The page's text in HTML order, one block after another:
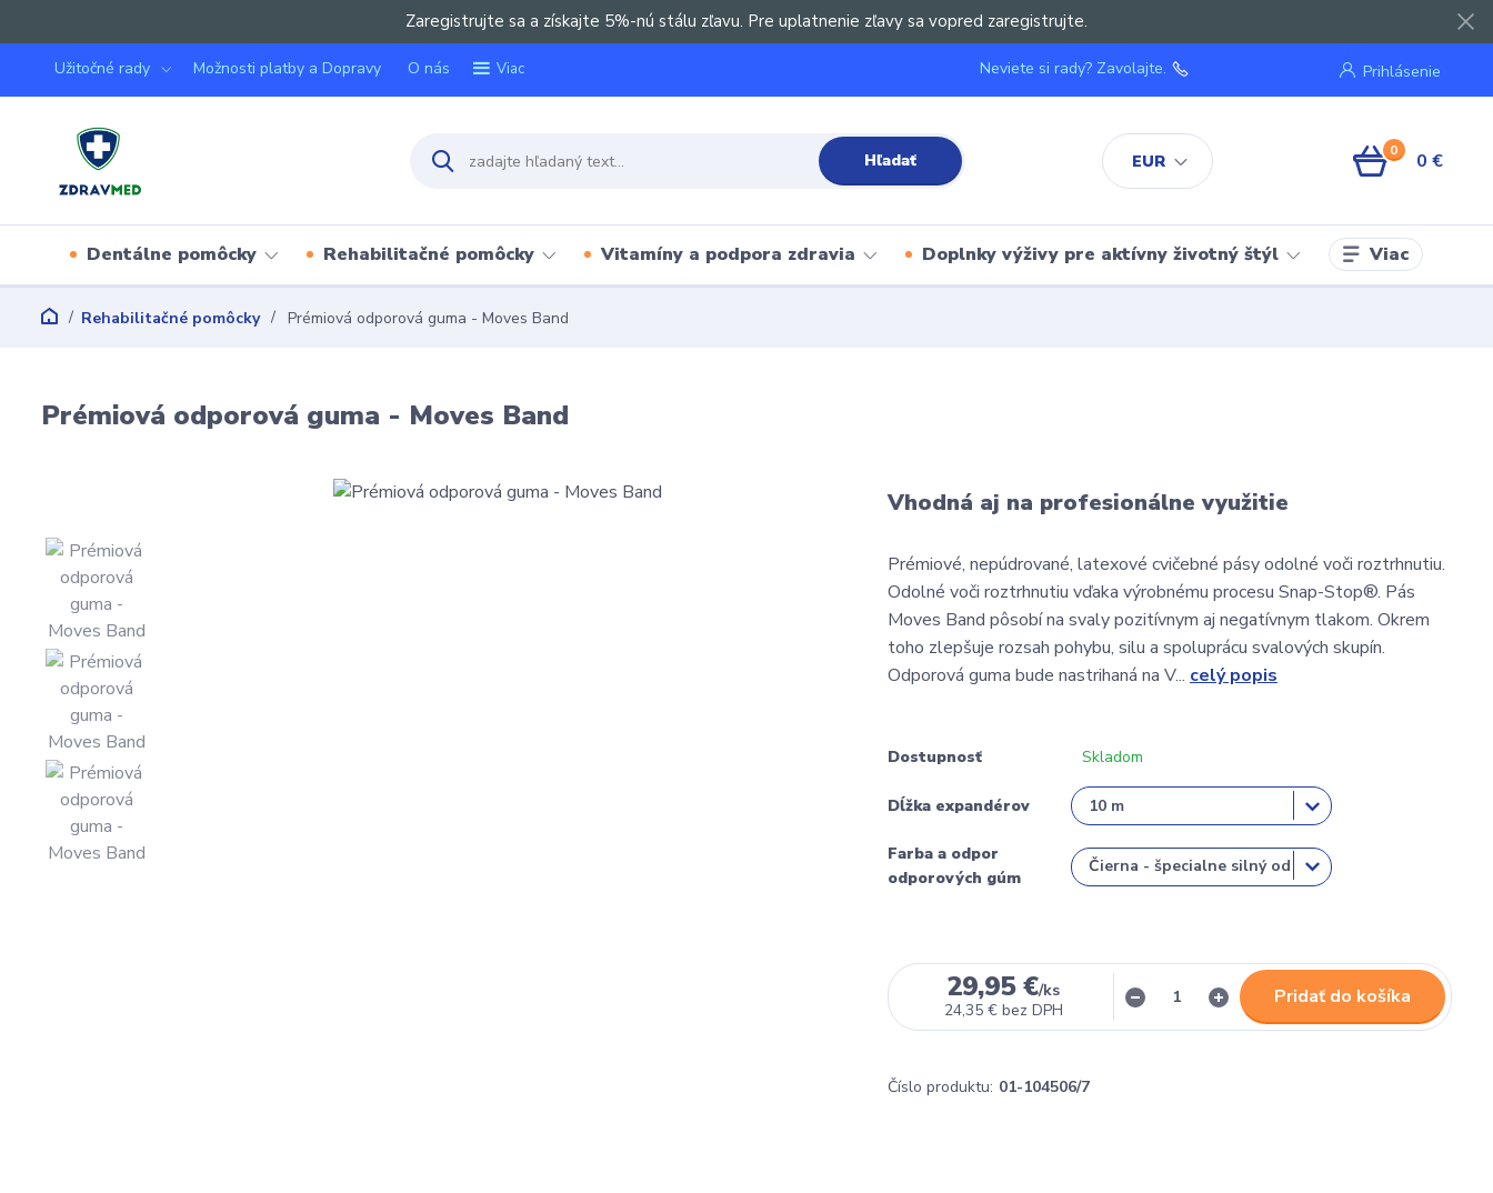
Zaregistrujte sa a získajte 5%-nú stálu zľavu. Pre uplatnenie zľavy sa vopred zaregistrujte.
Užitočné rady Možnosti platby a Dopravy O nás Viac
EUR
Prihlásenie
Hľadať
Neviete si rady? Zavolajte.
0 0 €
Dentálne pomôcky Rehabilitačné pomôcky Vitamíny a podpora zdravia Doplnky výživy pre aktívny životný štýl Viac
Rehabilitačné pomôcky Prémiová odporová guma - Moves Band
Prémiová odporová guma - Moves Band
Vhodná aj na profesionálne využitie
Prémiové, nepúdrované, latexové cvičebné pásy odolné voči roztrhnutiu.
Odolné voči roztrhnutiu vďaka výrobnému procesu Snap-Stop®. Pás
Moves Band pôsobí na svaly pozitívnym aj negatívnym tlakom. Okrem
toho zlepšuje rozsah pohybu, silu a spoluprácu svalových skupín.
Odporová guma bude nastrihaná na V... celý popis
Dostupnosť Skladom
Dĺžka expandérov
Farba a odpor
odporových gúm
29,95 €/ks
24,35 € bez DPH
Pridať do košíka
Číslo produktu: 01-104506/7